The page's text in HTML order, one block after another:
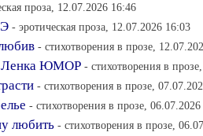
проза, 12.07.2026 16:46
- эротическая проза, 12.07.2026 16:03
- стихотворения в прозе,
Ленка ЮМОР - стихотворения в
- стихотворения в прозе,
- стихотворения в прозе,
любить - стихотворения в прозе,